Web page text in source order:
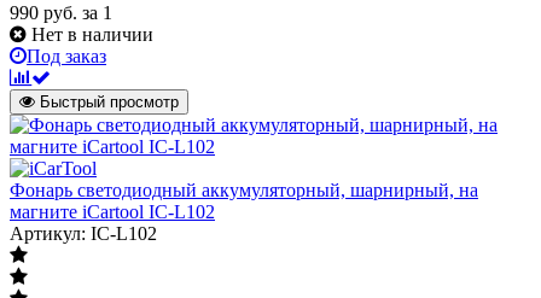
990 руб. за 1
Нет в наличии
Под заказ
Быстрый просмотр
Фонарь светодиодный аккумуляторный, шарнирный, на
магните iCartool IC-L102
Артикул: IC-L102